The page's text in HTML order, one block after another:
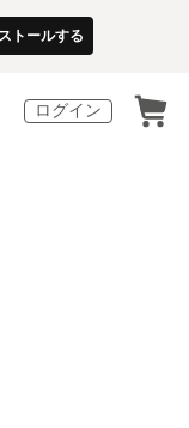
トールする
ログイン